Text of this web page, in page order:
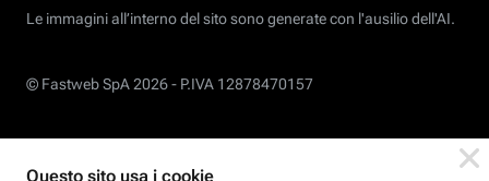
Le immagini all’interno del sito sono generate con l'ausilio dell'AI.
© Fastweb SpA 2026 - P.IVA 12878470157